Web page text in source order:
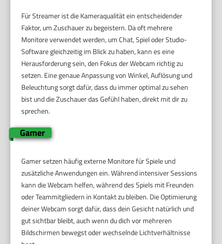
Für Streamer ist die Kameraqualität ein entscheidender
Faktor, um Zuschauer zu begeistern. Da oft mehrere
Monitore verwendet werden, um Chat, Spiel oder Studio-
Software gleichzeitig im Blick zu haben, kann es eine
Herausforderung sein, den Fokus der Webcam richtig zu
setzen. Eine genaue Anpassung von Winkel, Auflösung und
Beleuchtung sorgt dafür, dass du immer optimal zu sehen
bist und die Zuschauer das Gefühl haben, direkt mit dir zu
sprechen.
Gamer
Gamer setzen häufig externe Monitore für Spiele und
zusätzliche Anwendungen ein. Während intensiver Sessions
kann die Webcam helfen, während des Spiels mit Freunden
oder Teammitgliedern in Kontakt zu bleiben. Die Optimierung
deiner Webcam sorgt dafür, dass dein Gesicht natürlich und
gut sichtbar bleibt, auch wenn du dich vor mehreren
Bildschirmen bewegst oder wechselnde Lichtverhältnisse